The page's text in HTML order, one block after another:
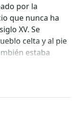
por la
que nunca ha
XV. Se
celta y al pie
estaba
lleno de paz y
y vivir
a través del
en el que te